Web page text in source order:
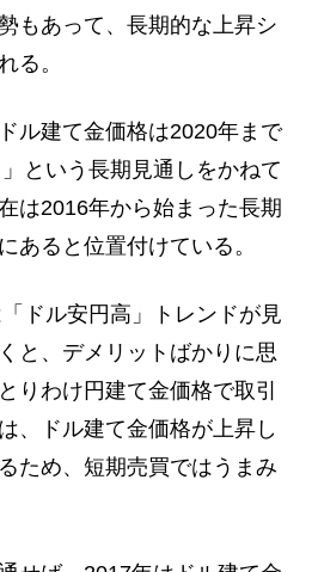
もあって、長期的な上昇シ
る。
ル建て金価格は2020年まで
という長期見通しをかねて
は2016年から始まった長期
あると位置付けている。
ドル安円高」トレンドが見
と、デメリットばかりに思
りわけ円建て金価格で取引
、ドル建て金価格が上昇し
ため、短期売買ではうまみ